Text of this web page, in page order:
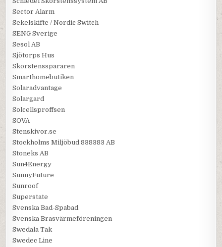
Sector Alarm
Sekelskifte / Nordic Switch
SENG Sverige
Sesol AB
Sjötorps Hus
Skorstensspararen
Smarthomebutiken
Solaradvantage
Solargard
Solcellsproffsen
SOVA
Stenskivor.se
Stockholms Miljöbud 838383 AB
Stoneks AB
Sun4Energy
SunnyFuture
Sunroof
Superstate
Svenska Bad-Spabad
Svenska Brasvärmeföreningen
Swedala Tak
Swedec Line